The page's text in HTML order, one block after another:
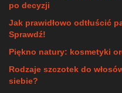
po decyzji
Jak prawidłowo odtłuścić
Sprawdź!
Piękno natury: kosmetyki
Rodzaje szczotek do
siebie?